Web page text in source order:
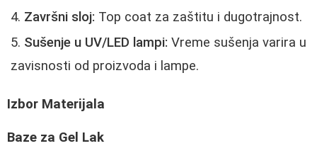
Završni sloj: Top coat za zaštitu i dugotrajnost.
Sušenje u UV/LED lampi: Vreme sušenja varira u
zavisnosti od proizvoda i lampe.
Izbor Materijala
Baze za Gel Lak